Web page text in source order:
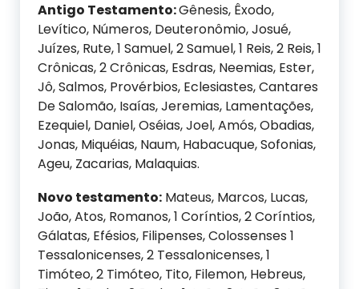
Antigo Testamento:Gênesis, Êxodo,
Levítico, Números, Deuteronômio, Josué,
Juízes, Rute, 1 Samuel, 2 Samuel, 1 Reis, 2 Reis, 1
Crônicas, 2 Crônicas, Esdras, Neemias, Ester,
Jô, Salmos, Provérbios, Eclesiastes, Cantares
De Salomão, Isaías, Jeremias, Lamentações,
Ezequiel, Daniel, Oséias, Joel, Amós, Obadias,
Jonas, Miquéias, Naum, Habacuque, Sofonias,
Ageu, Zacarias, Malaquias.
Novo testamento: Mateus, Marcos, Lucas,
João, Atos, Romanos, 1 Coríntios, 2 Coríntios,
Gálatas, Efésios, Filipenses, Colossenses 1
Tessalonicenses, 2 Tessalonicenses, 1
Timóteo, 2 Timóteo, Tito, Filemon, Hebreus,